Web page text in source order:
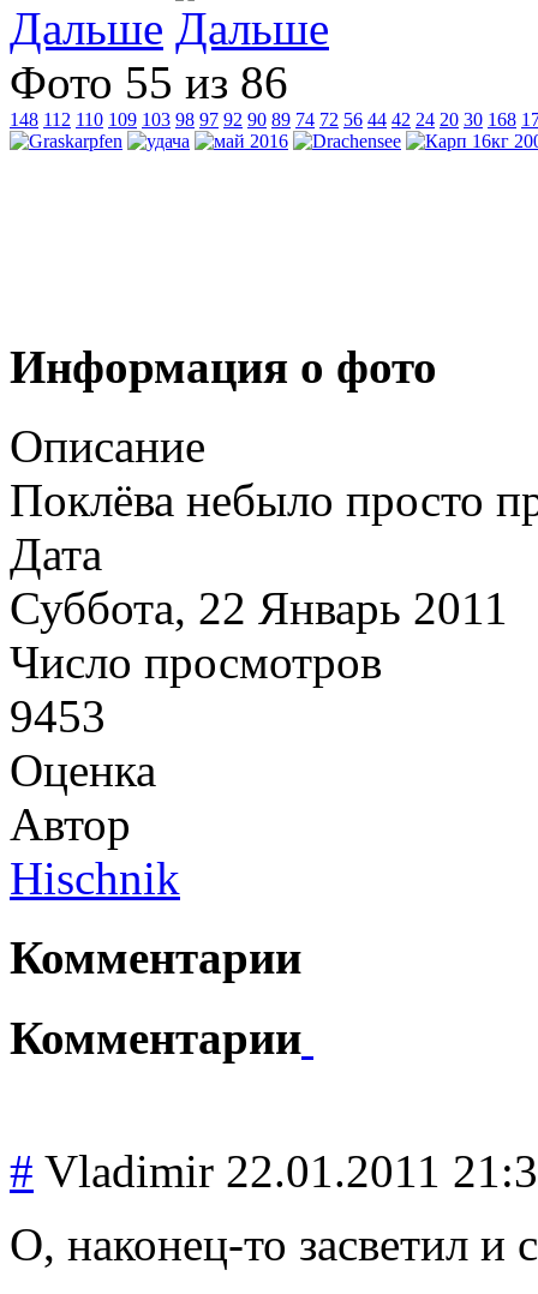
Дальше
Фото 55 из 86
148 112 110 109 103 98 97 92 90 89 74 72 56 44 42 24 20 30 168
Информация о фото
Описание
Поклёва небыло просто
Дата
Суббота, 22 Январь 2011
Число просмотров
9453
Оценка
Автор
Hischnik
Комментарии
Комментарии
# Vladimir 22.01.2011
О, наконец-то засветил и